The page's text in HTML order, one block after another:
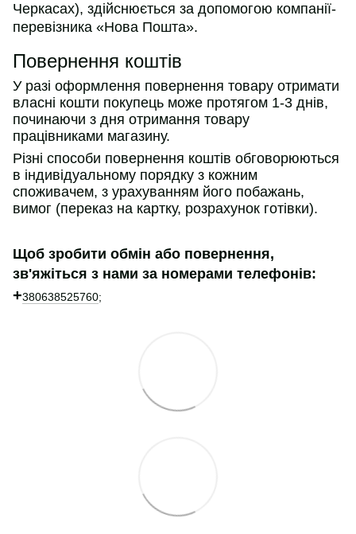
Черкасах), здійснюється за допомогою компанії-
перевізника «Нова Пошта».
Повернення коштів
У разі оформлення повернення товару отримати
власні кошти покупець може протягом 1-3 днів,
починаючи з дня отримання товару
працівниками магазину.
Різні способи повернення коштів обговорюються
в індивідуальному порядку з кожним
споживачем, з урахуванням його побажань,
вимог (переказ на картку, розрахунок готівки).
Щоб зробити обмін або повернення,
зв'яжіться з нами за номерами телефонів:
+380638525760;